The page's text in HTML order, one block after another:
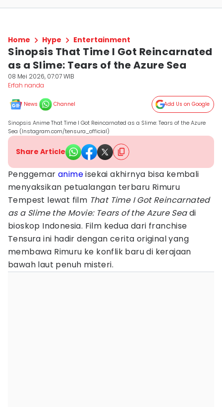
Home Hype Entertainment
Sinopsis That Time I Got Reincarnated
as a Slime: Tears of the Azure Sea
08 Mei 2026, 07:07 WIB
Erfah nanda
News Channel Add Us on Google
Sinopsis Anime That Time I Got Reincarnated as a Slime: Tears of the Azure
Sea (Instagram.com/tensura_official)
Share Article
Penggemaranimeisekai akhirnya bisa kembali
menyaksikan petualangan terbaru Rimuru
Tempest lewat film That Time I Got Reincarnated
as a Slime the Movie: Tears of the Azure Seadi
bioskop Indonesia. Film kedua dari franchise
Tensura ini hadir dengan cerita original yang
membawa Rimuru ke konflik baru di kerajaan
bawah laut penuh misteri.